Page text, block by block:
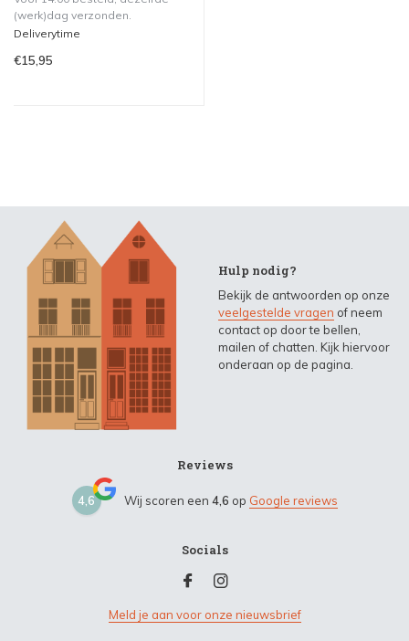
(werk)dag verzonden.
Deliverytime
€15,95
Hulp nodig?
Bekijk de antwoorden op onze
veelgestelde vragen of neem
contact op door te bellen,
mailen of chatten. Kijk hiervoor
onderaan op de pagina.
Reviews
4,6 Wij scoren een 4,6 op Google reviews
Socials
Meld je aan voor onze nieuwsbrief